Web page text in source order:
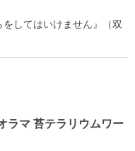
をしてはいけません』（双
ラマ 苔テラリウムワー